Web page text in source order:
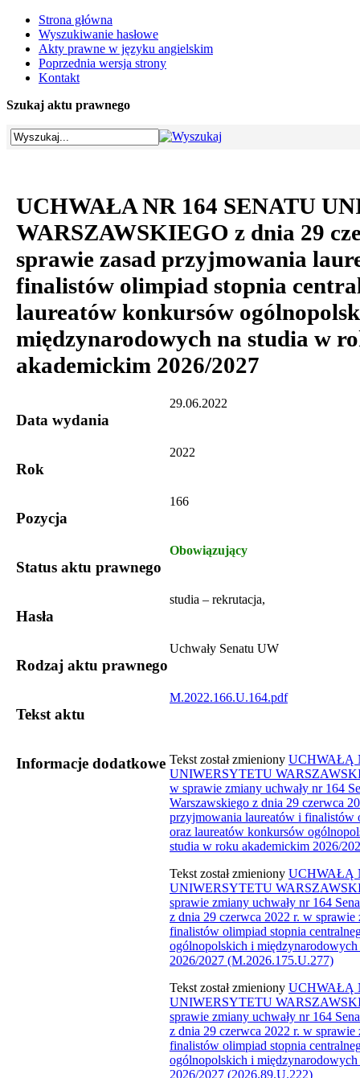
Strona główna
Wyszukiwanie hasłowe
Akty prawne w języku angielskim
Poprzednia wersja strony
Kontakt
Szukaj aktu prawnego
UCHWAŁA NR 164 SENATU
WARSZAWSKIEGO z dnia 29
sprawie zasad przyjmowania
finalistów olimpiad stopnia
laureatów konkursów
międzynarodowych na studia w
akademickim 2026/2027
Data wydania
29.06.2022
Rok
2022
Pozycja
166
Status aktu prawnego
Obowiązujący
Hasła
studia – rekrutacja,
Rodzaj aktu prawnego
Uchwały Senatu UW
Tekst aktu
M.2022.166.U.164.pdf
Informacje dodatkowe Tekst został zmieniony UCHWAŁĄ
UNIWERSYTETU
w sprawie zmiany uchwały nr 164
Warszawskiego z dnia 29 czerwca
przyjmowania laureatów i finalistów
oraz laureatów konkursów
studia w roku akademickim 2026/
Tekst został zmieniony UCHWAŁĄ
UNIWERSYTETU
sprawie zmiany uchwały nr 164
z dnia 29 czerwca 2022 r. w
finalistów olimpiad stopnia
ogólnopolskich i
2026/2027 (M.2026.175.U.277)​
Tekst został zmieniony​ UCHWAŁĄ
UNIWERSYTETU
sprawie zmiany uchwały nr 164
z dnia 29 czerwca 2022 r. w
finalistów olimpiad stopnia
ogólnopolskich i
2026/2027 (2026.89.U.222)​